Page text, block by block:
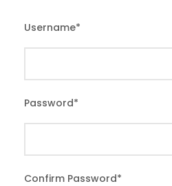
Username*
Password*
Confirm Password*